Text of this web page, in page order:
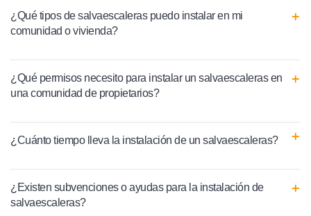
¿Qué tipos de salvaescaleras puedo instalar en mi
comunidad o vivienda?
¿Qué permisos necesito para instalar un salvaescaleras en
una comunidad de propietarios?
¿Cuánto tiempo lleva la instalación de un salvaescaleras?
¿Existen subvenciones o ayudas para la instalación de
salvaescaleras?